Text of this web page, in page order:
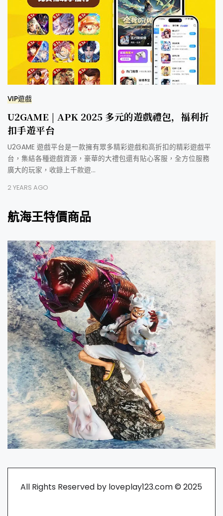
VIP遊戲
U2GAME | APK 2025 多元的遊戲禮包，福利折
扣手遊平台
U2GAME 遊戲平台是一款擁有眾多精彩遊戲和高折扣的精彩遊戲平
台，集結各種遊戲資源，豪華的大禮包還有貼心客服，全方位服務
廣大的玩家，收錄上千款遊…
2 YEARS AGO
航海王特價商品
All Rights Reserved by loveplay123.com © 2025